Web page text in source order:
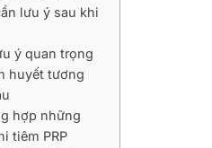
lưu ý sau khi
ý quan trọng
huyết tương
hợp những
tiêm PRP